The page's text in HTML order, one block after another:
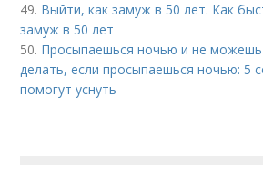
49. Выйти, как замуж в 50 лет. Как
замуж в 50 лет
50. Просыпаешься ночью и не можешь
делать, если просыпаешься ночью: 5
помогут уснуть